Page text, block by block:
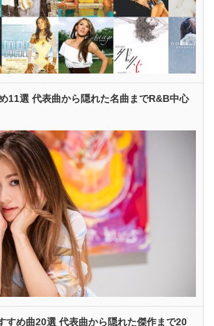
11選 代表曲から隠れた名曲までR&B中心
すめ曲20選 代表曲から隠れた傑作まで20